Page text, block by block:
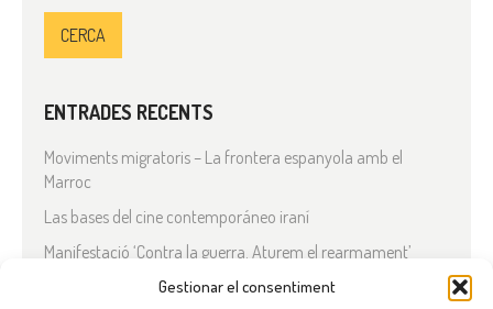
Gestionar el consentiment
ENTRADES RECENTS
Moviments migratoris – La frontera espanyola amb el
Marroc
Las bases del cine contemporáneo iraní
Manifestació ‘Contra la guerra. Aturem el rearmament’
En solidaritat amb el Líban